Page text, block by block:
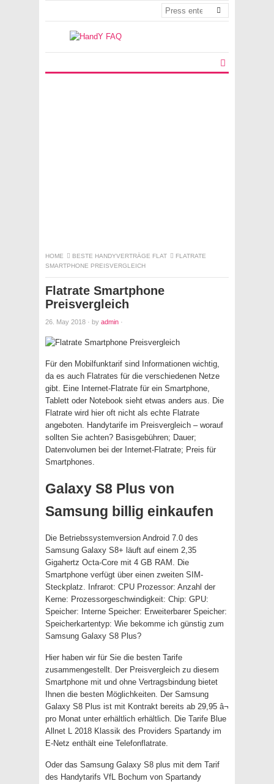
HOME BESTE HANDYVERTRÄGE FLAT
FLATRATE
SMARTPHONE PREISVERGLEICH
Flatrate Smartphone
Preisvergleich
26. May 2018 · by admin ·
Für den Mobilfunktarif sind Informationen wichtig,
da es auch Flatrates für die verschiedenen Netze
gibt. Eine Internet-Flatrate für ein Smartphone,
Tablett oder Notebook sieht etwas anders aus. Die
Flatrate wird hier oft nicht als echte Flatrate
angeboten. Handytarife im Preisvergleich – worauf
sollten Sie achten? Basisgebühren; Dauer;
Datenvolumen bei der Internet-Flatrate; Preis für
Smartphones.
Galaxy S8 Plus von
Samsung billig einkaufen
Die Betriebssystemversion Android 7.0 des
Samsung Galaxy S8+ läuft auf einem 2,35
Gigahertz Octa-Core mit 4 GB RAM. Die
Smartphone verfügt über einen zweiten SIM-
Steckplatz. Infrarot: CPU Prozessor: Anzahl der
Kerne: Prozessorgeschwindigkeit: Chip: GPU:
Speicher: Interne Speicher: Erweiterbarer Speicher:
Speicherkartentyp: Wie bekomme ich günstig zum
Samsung Galaxy S8 Plus?
Hier haben wir für Sie die besten Tarife
zusammengestellt. Der Preisvergleich zu diesem
Smartphone mit und ohne Vertragsbindung bietet
Ihnen die besten Möglichkeiten. Der Samsung
Galaxy S8 Plus ist mit Kontrakt bereits ab 29,95 â¬
pro Monat unter erhältlich erhältlich. Die Tarife Blue
Allnet L 2018 Klassik des Providers Spartandy im
E-Netz enthält eine Telefonflatrate.
Oder das Samsung Galaxy S8 plus mit dem Tarif
des Handytarifs VfL Bochum von Spartandy